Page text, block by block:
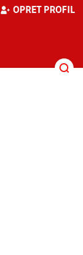
OPRET PROFIL